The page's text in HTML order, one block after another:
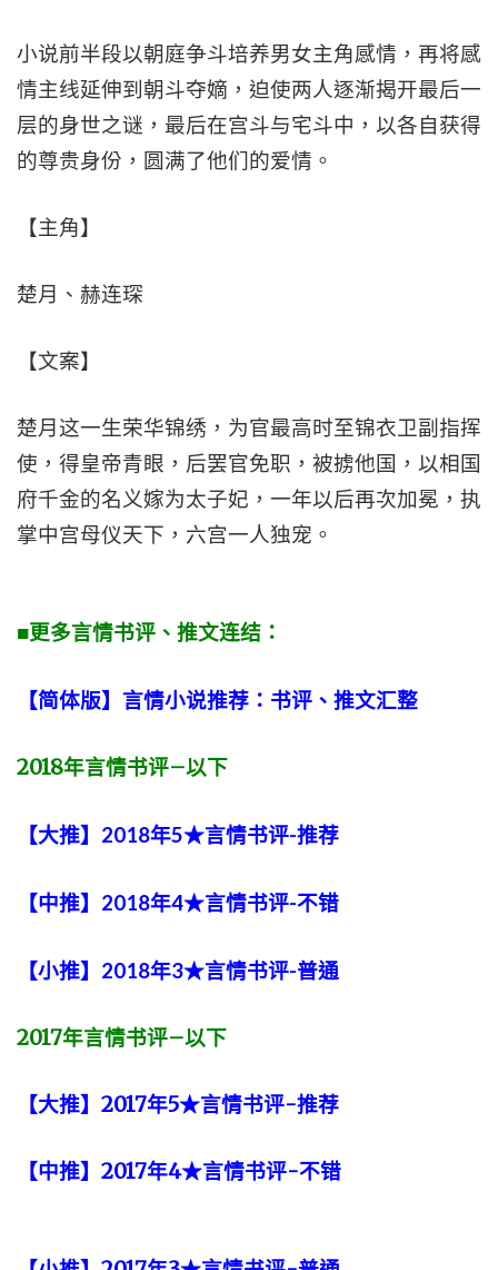
小说前半段以朝庭争斗培养男女主角感情，再将感
情主线延伸到朝斗夺嫡，迫使两人逐渐揭开最后一
层的身世之谜，最后在宫斗与宅斗中，以各自获得
的尊贵身份，圆满了他们的爱情。
【主角】
楚月、赫连琛
【文案】
楚月这一生荣华锦绣，为官最高时至锦衣卫副指挥
使，得皇帝青眼，后罢官免职，被掳他国，以相国
府千金的名义嫁为太子妃，一年以后再次加冕，执
掌中宫母仪天下，六宫一人独宠。
■更多言情书评、推文连结：
【简体版】言情小说推荐：书评、推文汇整
2018年言情书评–以下
【大推】2018年5★言情书评-推荐
【中推】2018年4★言情书评-不错
【小推】2018年3★言情书评-普通
2017年言情书评–以下
【大推】2017年5★言情书评-推荐
【中推】2017年4★言情书评-不错